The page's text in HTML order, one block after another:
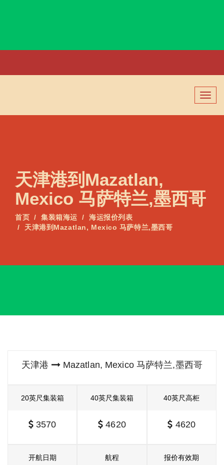
切
换
导
天津港到Mazatlan,
Mexico 马萨特兰,墨西哥
首页 集装箱海运
海运报价列表
天津港到Mazatlan, Mexico 马萨特兰,墨西哥
天津港 Mazatlan, Mexico 马萨特兰,墨西哥
20英尺集装箱
3570
40英尺集装箱
4620
40英尺高柜
4620
开航日期 航程 报价有效期